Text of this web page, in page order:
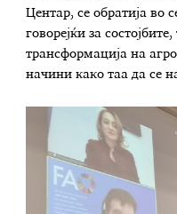
Центар, се обратија во
говорејќи за
трансформација на
начини како таа да се